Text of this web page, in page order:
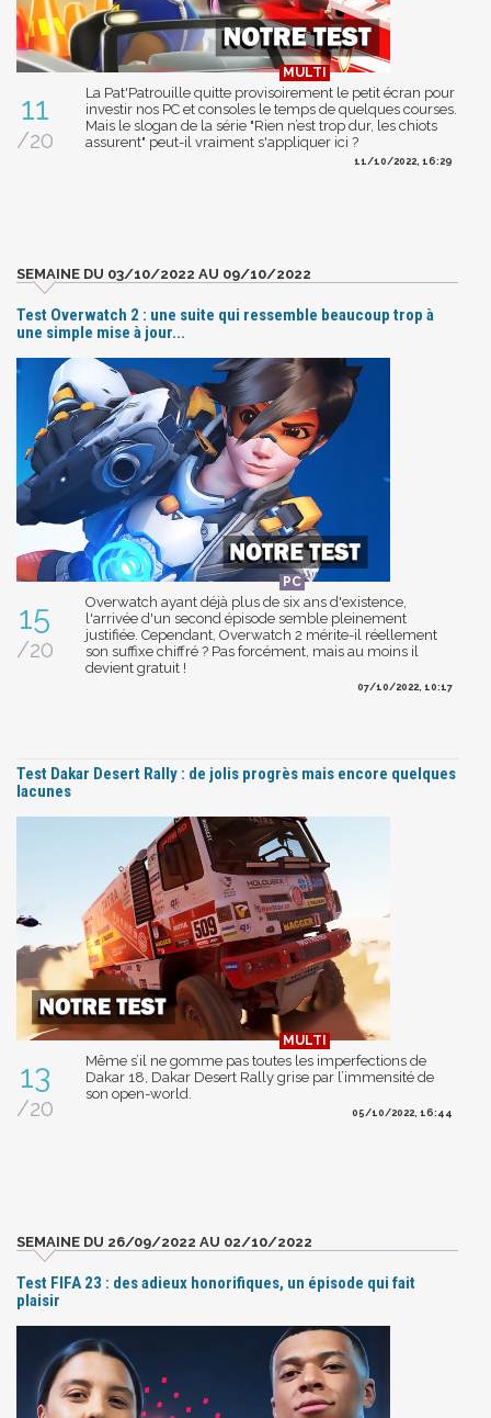
11
/20
La Pat'Patrouille quitte provisoirement le petit écran pour
investir nos PC et consoles le temps de quelques courses.
Mais le slogan de la série "Rien n’est trop dur, les chiots
assurent" peut-il vraiment s'appliquer ici ?
11/10/2022, 16:29
SEMAINE DU 03/10/2022 AU 09/10/2022
Test Overwatch 2 : une suite qui ressemble beaucoup trop à
une simple mise à jour...
15
/20
Overwatch ayant déjà plus de six ans d'existence,
l'arrivée d'un second épisode semble pleinement
justifiée. Cependant, Overwatch 2 mérite-il réellement
son suffixe chiffré ? Pas forcément, mais au moins il
devient gratuit !
07/10/2022, 10:17
Test Dakar Desert Rally : de jolis progrès mais encore quelques
lacunes
13
/20
Même s’il ne gomme pas toutes les imperfections de
Dakar 18, Dakar Desert Rally grise par l’immensité de
son open-world.
05/10/2022, 16:44
SEMAINE DU 26/09/2022 AU 02/10/2022
Test FIFA 23 : des adieux honorifiques, un épisode qui fait
plaisir